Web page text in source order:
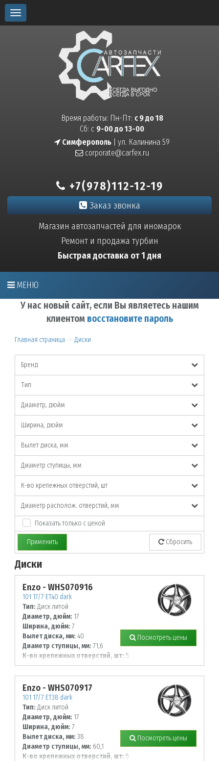
Toggle
navigation
Время работы: Пн-Пт: с 9 до 18
Сб: с 9-00 до 13-00
Симферополь | ул. Калинина 59
corporate@carfex.ru
+7(978)112-12-19
Заказ звонка
Магазин автозапчастей для иномарок
Ремонт и продажа турбин
Быстрая доставка от 1 дня
МЕНЮ
У нас новый сайт, если Вы являетесь нашим
клиентом восстановите пароль
Главная страница Диски
Бренд
Тип
Диаметр, дюйм
Ширина, дюйм
Вылет диска, мм
Диаметр ступицы, мм
К-во крепежных отверстий, шт
Диаметр располож. отверстий, мм
Показать только с ценой
Применить Сбросить
Диски
Enzo - WHS070916
101 17/7 ET40 dark
Тип: Диск литой
Диаметр, дюйм: 17
Ширина, дюйм: 7
Вылет диска, мм: 40
Диаметр ступицы, мм: 71,6
К-во крепежных отверстий, шт: 5
Диаметр располож. отверстий, мм:
114,3
Посмотреть цены
Enzo - WHS070917
101 17/7 ET38 dark
Тип: Диск литой
Диаметр, дюйм: 17
Ширина, дюйм: 7
Вылет диска, мм: 38
Диаметр ступицы, мм: 60,1
К-во крепежных отверстий, шт: 5
Посмотреть цены
По заданным параметрам товары не найдены!